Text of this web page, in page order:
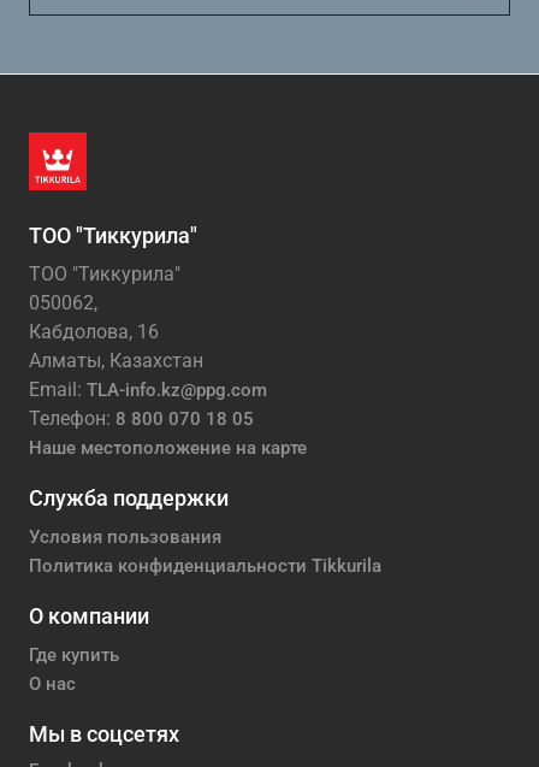
ТОО "Тиккурила"
ТОО "Тиккурила"
050062,
Кабдолова, 16
Алматы, Казахстан
Email: TLA-info.kz@ppg.com
Телефон: 8 800 070 18 05
Наше местоположение на карте
Служба поддержки
Условия пользования
Политика конфиденциальности Tikkurila
О компании
Где купить
О нас
Мы в соцсетях